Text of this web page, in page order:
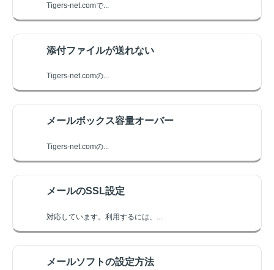
Tigers-net.comで...
添付ファイルが送れない
Tigers-net.comの...
メールボックス容量オーバー
Tigers-net.comの...
メールのSSL設定
対応しています。利用するには、...
メールソフトの設定方法